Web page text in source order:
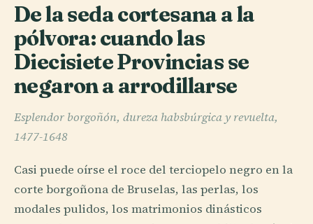
De la seda cortesana a la
pólvora: cuando las
Diecisiete Provincias se
negaron a arrodillarse
Esplendor borgoñón, dureza habsbúrgica y revuelta,
1477-1648
Casi puede oírse el roce del terciopelo negro en la
corte borgoñona de Bruselas, las perlas, los
modales pulidos, los matrimonios dinásticos